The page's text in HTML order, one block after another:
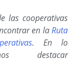
las cooperativas
en laRuta
. En lo
destacar